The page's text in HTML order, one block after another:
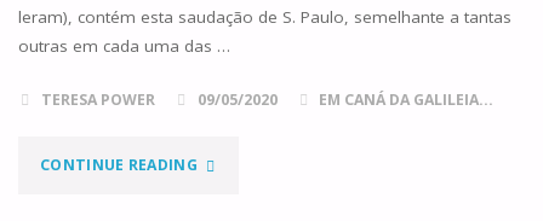
leram), contém esta saudação de S. Paulo, semelhante a tantas
outras em cada uma das …
TERESA POWER 09/05/2020 EM CANÁ DA GALILEIA...
CONTINUE READING"SAUDAÇÕES,